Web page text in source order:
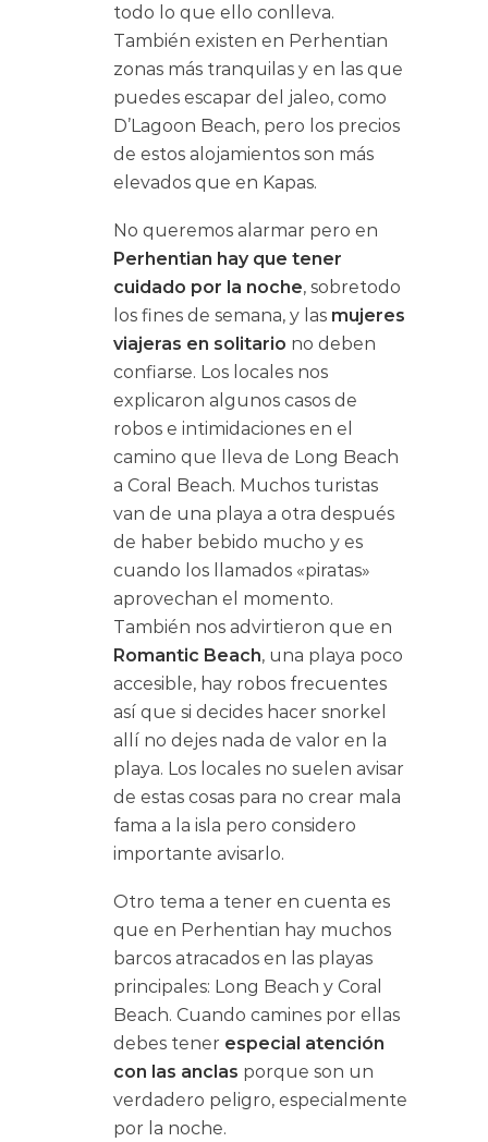
todo lo que ello conlleva.
También existen en Perhentian
zonas más tranquilas y en las que
puedes escapar del jaleo, como
D’Lagoon Beach, pero los precios
de estos alojamientos son más
elevados que en Kapas.
No queremos alarmar pero en
Perhentian hay que tener
cuidado por la noche, sobretodo
los fines de semana, y las mujeres
viajeras en solitario no deben
confiarse. Los locales nos
explicaron algunos casos de
robos e intimidaciones en el
camino que lleva de Long Beach
a Coral Beach. Muchos turistas
van de una playa a otra después
de haber bebido mucho y es
cuando los llamados «piratas»
aprovechan el momento.
También nos advirtieron que en
Romantic Beach, una playa poco
accesible, hay robos frecuentes
así que si decides hacer snorkel
allí no dejes nada de valor en la
playa. Los locales no suelen avisar
de estas cosas para no crear mala
fama a la isla pero considero
importante avisarlo.
Otro tema a tener en cuenta es
que en Perhentian hay muchos
barcos atracados en las playas
principales: Long Beach y Coral
Beach. Cuando camines por ellas
debes tener especial atención
con las anclas porque son un
verdadero peligro, especialmente
por la noche.